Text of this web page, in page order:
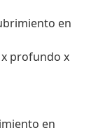
en
x profundo x
en